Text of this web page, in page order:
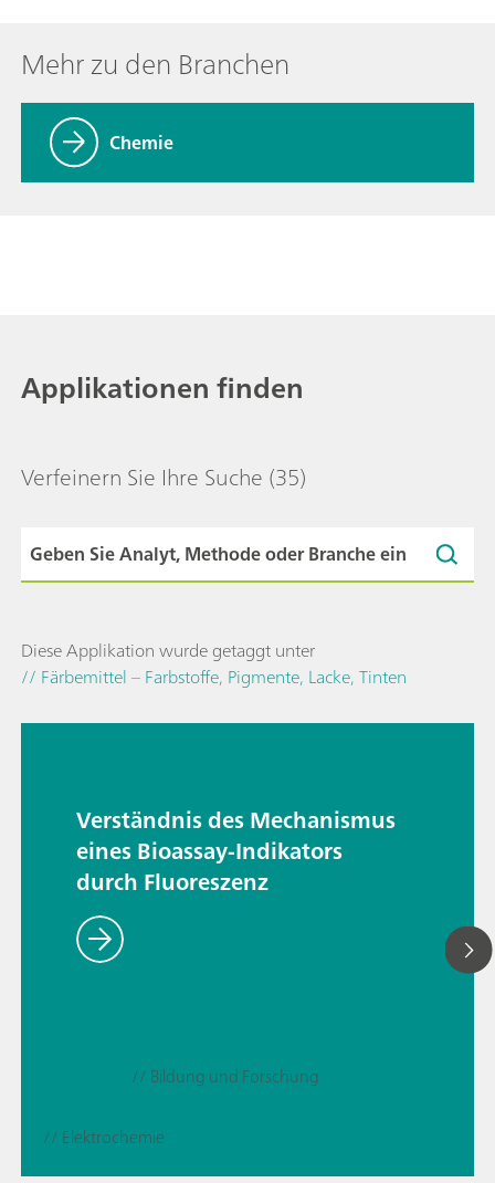
Mehr zu den Branchen
Chemie
Applikationen finden
Verfeinern Sie Ihre Suche (35)
Diese Applikation wurde getaggt unter
// Färbemittel – Farbstoffe, Pigmente, Lacke, Tinten
Verständnis des Mechanismus
eines Bioassay-Indikators
durch Fluoreszenz
// Bildung und Forschung
// Elektrochemie